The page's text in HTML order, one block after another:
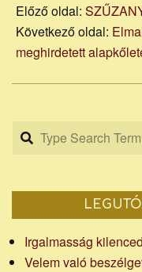
Előző oldal:
Következő oldal:
meghirdetett
Search
Irgalmasság kilenced
Velem való